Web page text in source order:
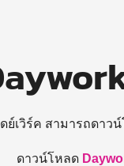
ย์เวิร์ค สามารถดาว
ดาวน์โหลด